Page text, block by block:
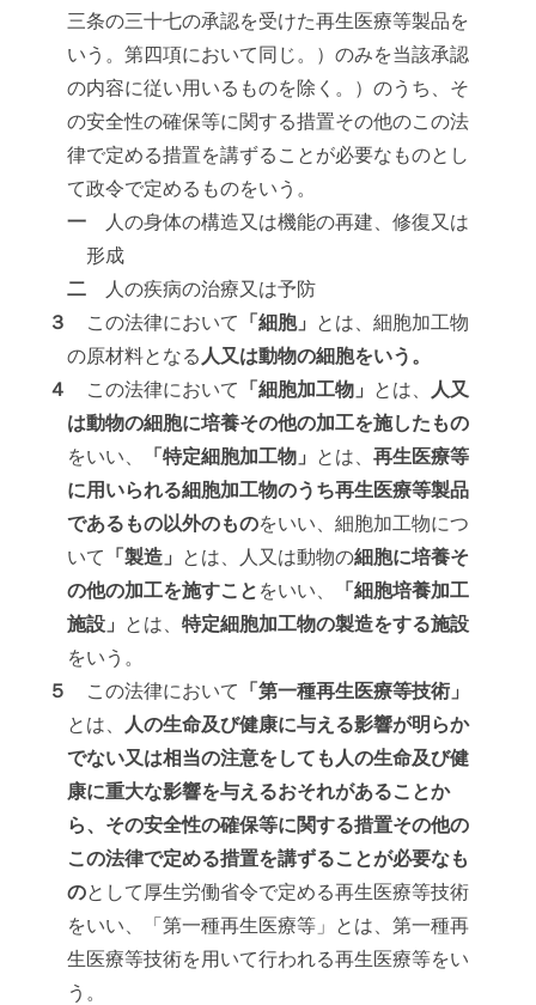
三条の三十七の承認を受けた再生医療等製品を
いう。第四項において同じ。）のみを当該承認
の内容に従い用いるものを除く。）のうち、そ
の安全性の確保等に関する措置その他のこの法
律で定める措置を講ずることが必要なものとし
て政令で定めるものをいう。
一 人の身体の構造又は機能の再建、修復又は
形成
二 人の疾病の治療又は予防
３
この法律において 「細胞」 とは、細胞加工物
の原材料となる 人又は動物の細胞をいう。
４
この法律において 「細胞加工物」 とは、
人又
は動物の細胞に培養その他の加工を施したもの
をいい、
「特定細胞加工物」 とは、再生医療等
に用いられる細胞加工物のうち再生医療等製品
であるもの以外のものをいい、細胞加工物につ
いて
「製造」 とは、人又は動物の細胞に培養そ
の他の加工を施すこと をいい、
「細胞培養加工
施設」 とは、特定細胞加工物の製造をする施設
をいう。
５
この法律において
「第一種再生医療等技術」
とは、
人の生命及び健康に与える影響が明らか
でない又は相当の注意をしても人の生命及び健
康に重大な影響を与えるおそれがあることか
ら、その安全性の確保等に関する措置その他の
この法律で定める措置を講ずることが必要なも
のとして厚生労働省令で定める再生医療等技術
をいい、「第一種再生医療等」とは、第一種再
生医療等技術を用いて行われる再生医療等をい
う。